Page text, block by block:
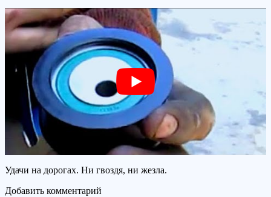
Удачи на дорогах. Ни гвоздя, ни жезла.
Добавить комментарий